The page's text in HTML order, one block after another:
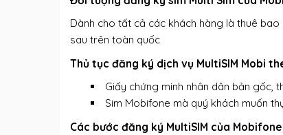
Dành cho tất cả các khách hàng là thuê
sau trên toàn quốc
Thủ tục đăng ký dịch vụ MultiSIM Mobi
Giấy chứng minh nhân dân bản gốc,
Sim Mobifone mà quý khách muốn
Các bước đăng ký MultiSIM của Mobifone